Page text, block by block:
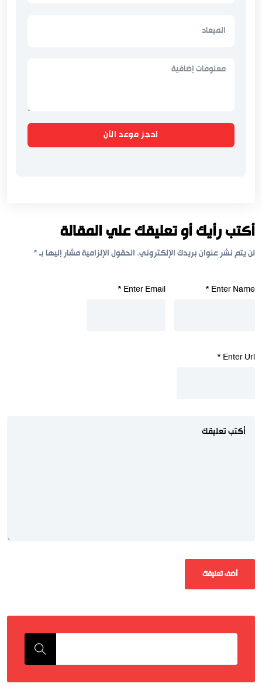
احجز موعد الآن
أكتب رأيك أو تعليقك علي المقالة
لن يتم نشر عنوان بريدك الإلكتروني. الحقول الإلزامية مشار إليها بـ*
Enter Name
*
Enter Email
*
Enter Url
*